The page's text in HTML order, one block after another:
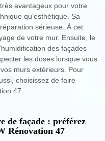
avantageux pour votre
qu’esthétique. Sa
sérieuse. À cet
de votre mur. Ensuite, le
des façades
les doses lorsque vous
murs extérieurs. Pour
choisissez de faire
47.
de façade : préférez
Rénovation 47